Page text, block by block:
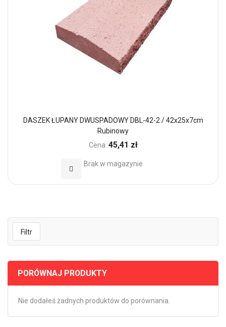
DASZEK ŁUPANY DWUSPADOWY DBL-42-2 / 42x25x7cm
Rubinowy
Cena: 45,41 zł
Brak w magazynie
Dodaj do Ulubionych
Filtr
PORÓWNAJ PRODUKTY
Nie dodałeś żadnych produktów do porównania.